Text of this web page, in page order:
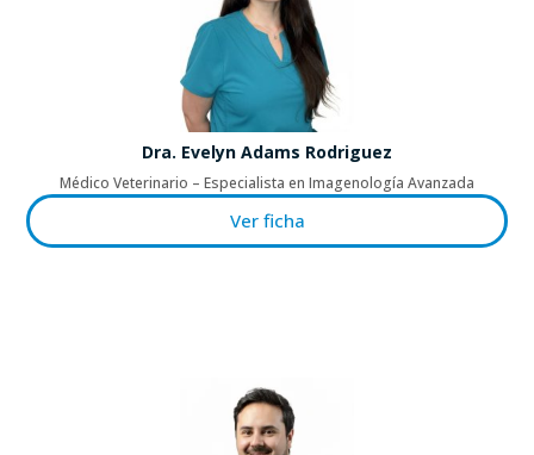
Dra. Evelyn Adams Rodriguez
Médico Veterinario – Especialista en Imagenología Avanzada
Ver ficha